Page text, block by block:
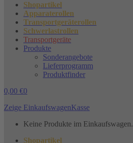
Shopartikel
Apparaterollen
Transportgeräterollen
Schwerlastrollen
Transportgeräte
Produkte
Sonderangebote
Lieferprogramm
Produktfinder
0,00 €0
Zeige EinkaufswagenKasse
Keine Produkte im Einkaufswagen.
Shopartikel